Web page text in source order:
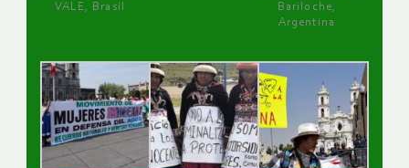
VALE, Brasil
Bariloche,
Argentina